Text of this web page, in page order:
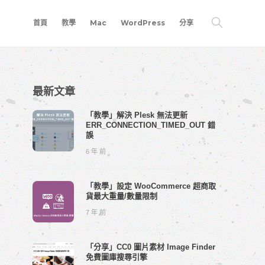
首頁 教學 Mac WordPress 分享
最新文章
「教學」解決 Plesk 無法更新
ERR_CONNECTION_TIMED_OUT 錯
誤
6 年 前
「教學」設定 WooCommerce 超商取
貨最大重量/數量限制
7 年 前
「分享」CC0 圖片素材 Image Finder
免費圖庫搜尋引擎